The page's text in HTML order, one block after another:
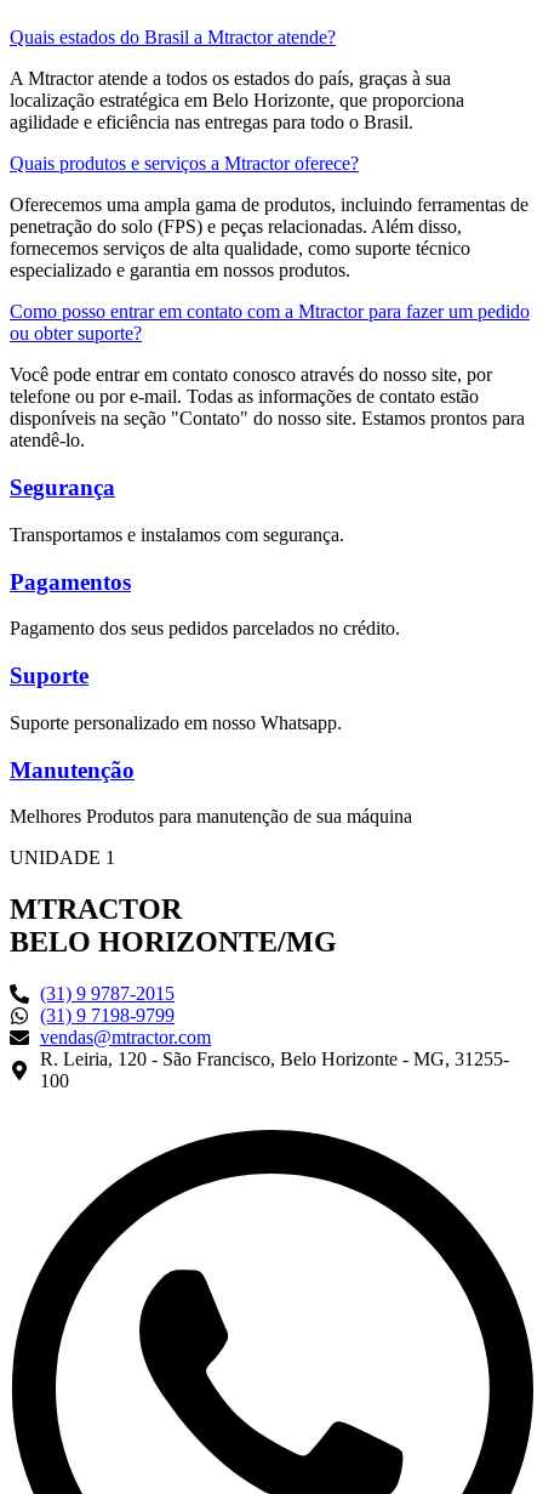
Quais estados do Brasil a Mtractor atende?
A Mtractor atende a todos os estados do país, graças à sua
localização estratégica em Belo Horizonte, que proporciona
agilidade e eficiência nas entregas para todo o Brasil.
Quais produtos e serviços a Mtractor oferece?
Oferecemos uma ampla gama de produtos, incluindo ferramentas de
penetração do solo (FPS) e peças relacionadas. Além disso,
fornecemos serviços de alta qualidade, como suporte técnico
especializado e garantia em nossos produtos.
Como posso entrar em contato com a Mtractor para fazer um pedido
ou obter suporte?
Você pode entrar em contato conosco através do nosso site, por
telefone ou por e-mail. Todas as informações de contato estão
disponíveis na seção "Contato" do nosso site. Estamos prontos para
atendê-lo.
Segurança
Transportamos e instalamos com segurança.
Pagamentos
Pagamento dos seus pedidos parcelados no crédito.
Suporte
Suporte personalizado em nosso Whatsapp.
Manutenção
Melhores Produtos para manutenção de sua máquina
UNIDADE 1
MTRACTOR
BELO HORIZONTE/MG
(31) 9 9787-2015
(31) 9 7198-9799
vendas@mtractor.com
R. Leiria, 120 - São Francisco, Belo Horizonte - MG, 31255-
100